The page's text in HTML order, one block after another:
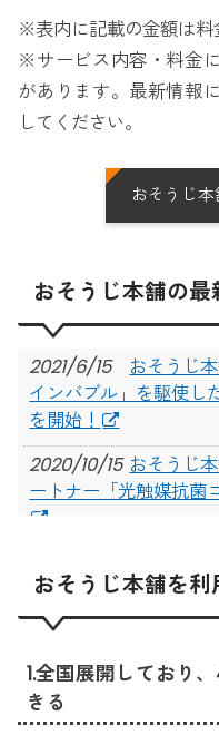
※表内に記載の金額は料
※サービス内容・料金
があります。最新情報
してください。
おそうじ
おそうじ本舗の最
2021/6/15
おそうじ
インバブル」を駆使し
を開始！
2020/10/15 おそうじ
ートナー「光触媒抗菌
おそうじ本舗を
1.全国展開しており
きる